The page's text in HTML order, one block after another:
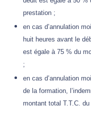
prestation ;
en cas d’annulation
huit heures avant le
est égale à 75 % du
;
en cas d’annulation
de la formation,
montant total T.T.C.